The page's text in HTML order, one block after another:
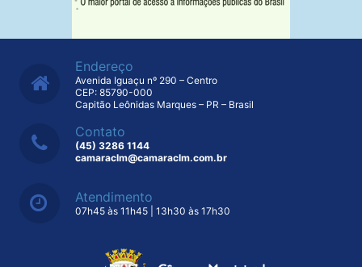
Endereço
Avenida Iguaçu nº 290 – Centro
CEP: 85790-000
Capitão Leônidas Marques – PR – Brasil
Contato
(45) 3286 1144
camaraclm@camaraclm.com.br
Atendimento
07h45 às 11h45 | 13h30 às 17h30